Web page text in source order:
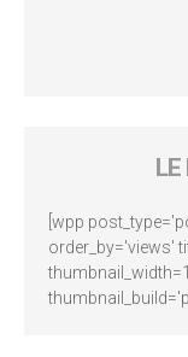
LE
[wpp
order_by='views'